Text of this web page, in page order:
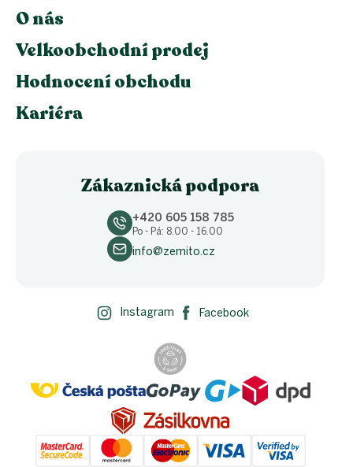
O nás
Velkoobchodní prodej
Hodnocení obchodu
Kariéra
Zákaznická podpora
+420 605 158 785
Po - Pá: 8.00 - 16.00
info@zemito.cz
Instagram Facebook